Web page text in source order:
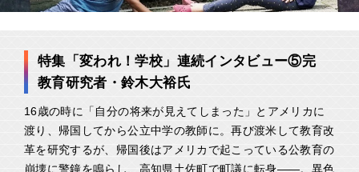
特集「変われ！学校」連続インタビュー⑤完
教育研究者・鈴木大裕氏
16歳の時に「自分の将来が見えてしまった」とアメリカに
渡り、帰国してから公立中学の教師に。再び渡米して教育改
革を研究するが、帰国後はアメリカで起こっている公教育の
崩壊に警鐘を鳴らし、高知県土佐町で町議に転身――。異色